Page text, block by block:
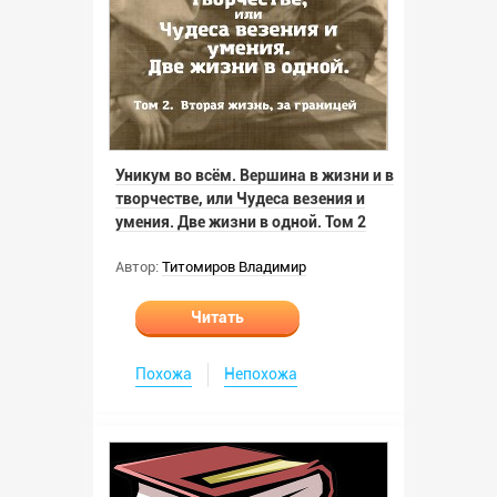
Уникум во всём. Вершина в жизни и в
творчестве, или Чудеса везения и
умения. Две жизни в одной. Том 2
Автор: Титомиров Владимир
Читать
Похожа Непохожа